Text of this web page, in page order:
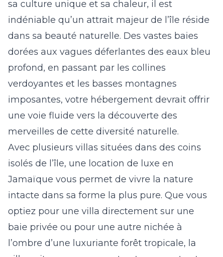
sa culture unique et sa chaleur, il est
indéniable qu’un attrait majeur de l’île réside
dans sa beauté naturelle. Des vastes baies
dorées aux vagues déferlantes des eaux bleu
profond, en passant par les collines
verdoyantes et les basses montagnes
imposantes, votre hébergement devrait offrir
une voie fluide vers la découverte des
merveilles de cette diversité naturelle.
Avec plusieurs villas situées dans des coins
isolés de l’île, une location de luxe en
Jamaïque vous permet de vivre la nature
intacte dans sa forme la plus pure. Que vous
optiez pour une villa directement sur une
baie privée ou pour une autre nichée à
l’ombre d’une luxuriante forêt tropicale, la